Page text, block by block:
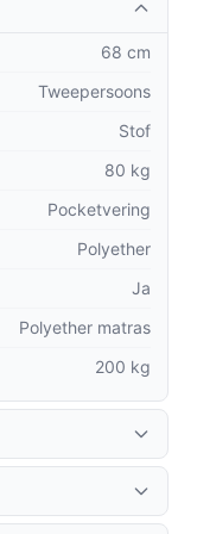
ondersteuning
voelt
moet investeren
is dit al
van modern
volg deze
68 cm
Tweepersoons
Stof
80 kg
Pocketvering
Polyether
Ja
Polyether matras
200 kg